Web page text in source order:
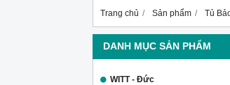
Trang chủ Sản phẩm Tủ
DANH MỤC SẢN PHẨM
WITT - Đức